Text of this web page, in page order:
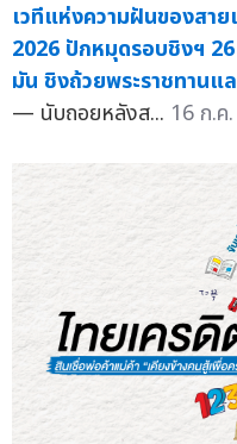
เวทีแห่งความฝันของสา
2026 ปักหมุดรอบชิงฯ
มัน ชิงถ้วยพระราชทานแ
— นับถอยหลังส... 16 ก.ค.